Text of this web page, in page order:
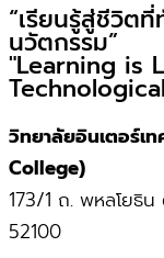
“เรียนรู้สู่ชีวิตที่
นวัตกรรม”
"Learning is
วิทยาลัยอินเตอร์เ
College)
173/1 ถ. พหลโยธิน
52100